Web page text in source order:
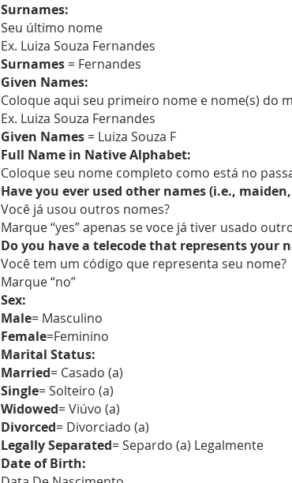
Surnames:
Seu último nome
Ex. Luiza Souza Fernandes
Surnames = Fernandes
Given Names:
Coloque aqui seu primeiro nome e nome(s) do
Ex. Luiza Souza Fernandes
Given Names = Luiza Souza F
Full Name in Native Alphabet:
Coloque seu nome completo como está no
Have you ever used other names (i.e.,
Você já usou outros nomes?
Marque “yes” apenas se voce já tiver usado
Do you have a telecode that represents your
Você tem um código que representa seu nome?
Marque “no”
Sex:
Male= Masculino
Female=Feminino
Marital Status:
Married= Casado (a)
Single= Solteiro (a)
Widowed= Viúvo (a)
Divorced= Divorciado (a)
Legally Separated= Separdo (a) Legalmente
Date of Birth: